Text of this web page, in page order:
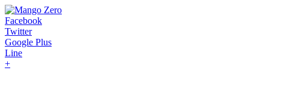
Facebook
Twitter
Google Plus
Line
+